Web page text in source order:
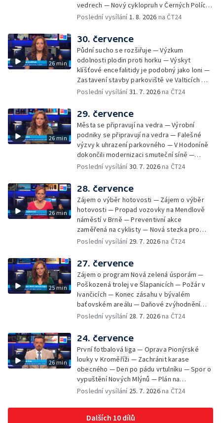
vedrech — Nový cyklopruh v Černých Polích
— Květinová výstava ve Věžkách
Poslední vysílání1. 8. 2026 na ČT24
26 min
30. července
Půdní sucho se rozšiřuje — Výzkum
odolnosti plodin proti horku — Výskyt
klíšťové encefalitidy je podobný jako loni —
Zastavení stavby parkoviště ve Valticích —
Spor o lokalitu lesa v Rožnově pod
organismus — Kybernetický incident na
Masarykově univerzitě — Slavnostní
vyřazení absolventů Univerzity obran —
Letní kurzy umění pro mladé — Mobilní
kurníky pomáhají na poli
Poslední vysílání31. 7. 2026na ČT24
26 min
29. července
Města se připravují na vedra — Výrobní
podniky se připravují na vedra — Falešné
výzvy k uhrazení parkovného — V Hodoníně
dokončili modernizaci smuteční síně —
Chybějící toalety u dětských hřišť —
bývalého nákupního domu Letná — Končí 52.
ročník Letní filmové školy — 3. ročník
komunitní akce Stůl ve středu — Cesta na
podporu paliativní péče
Poslední vysílání30. 7. 2026na ČT24
26 min
28. července
Zájem o výběr hotovosti — Zájem o výběr
hotovosti — Propad vozovky na Mendlově
náměstí v Brně — Preventivní akce
zaměřená na cyklisty — Nová stezka pro
cyklisty na Zlínsku — Letecká linka mezi
pozorovat zatmění Slunce — Den AČFK na
Letní filmové škole — Milan Uhde slaví 90 let
— Rekonstrukce vojenského srubu
Poslední vysílání 29. 7. 2026na ČT24
25 min
27. července
Zájem o program Nová zelená úsporám —
Poškozená trolej ve Šlapanicích — Požár v
Ivančicích — Konec zásahu v bývalém
baťovském areálu — Daňové zvýhodnění
vína — Výhružky na magistrátu v Olomouci —
Brněnské týmy v první fotbalové lize —
Chystaná rekonstrukce bývalé věznice —
Nový seriál pro děti
Poslední vysílání 28. 7. 2026na ČT24
26 min
24. července
První fotbalová liga — Oprava Pionýrské
louky v Kroměříži — Zachránit karase
obecného — Den po pádu vrtulníku — Spor o
vypuštění Nových Mlýnů — Plán na
odstranění ohořelé budovy — 52. ročník
samostatné továrny
Poslední vysílání 25. 7. 2026na ČT24
Dalších 10 dílů